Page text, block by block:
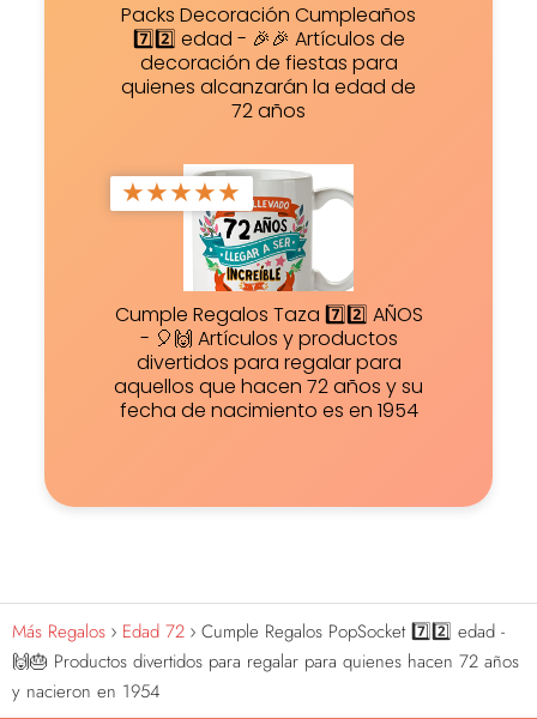
Packs Decoración Cumpleaños
7️⃣2️⃣ edad - 🎉🎉 Artículos de
decoración de fiestas para
quienes alcanzarán la edad de
72 años
★★★★★
Cumple Regalos Taza 7️⃣2️⃣ AÑOS
- 🎈🙌 Artículos y productos
divertidos para regalar para
aquellos que hacen 72 años y su
fecha de nacimiento es en 1954
Más Regalos Edad 72
Cumple Regalos PopSocket 7️⃣2️⃣ edad -
🙌🎂 Productos divertidos para regalar para quienes hacen 72 años
y nacieron en 1954